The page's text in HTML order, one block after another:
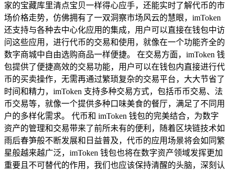
家的宝藏库里清点宝贝一样得心应手，还能实时了解代币的市
场价格走势，仿佛拥有了一双洞察市场风云的慧眼，imToken
还支持与各种去中心化应用的集成，用户可以直接在钱包中访
问这些应用，进行代币的交易和使用，就像在一个功能齐全的
数字商城中自由选购商品一样便捷。 在交易方面，imToken 钱
包提供了便捷高效的交易功能，用户可以在钱包内直接进行代
币的买卖操作，无需再通过繁琐复杂的交易平台，大大节省了
时间和精力，imToken 支持多种交易方式，包括币币交易、法
币交易等，就像一个提供多种口味美食的餐厅，满足了不同用
户的多样化需求。 代币和 imToken 钱包的完美结合，为数字
资产的管理和交易带来了前所未有的便利，随着区块链技术如
雨后春笋般不断发展和日益普及，代币的应用场景将会如同繁
星般越来越广泛，imToken 钱包也将在数字资产领域发挥更加
重要且不可替代的作用，我们也应该保持清醒的头脑，深刻认